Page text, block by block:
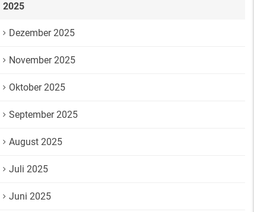
2025
Dezember 2025
November 2025
Oktober 2025
September 2025
August 2025
Juli 2025
Juni 2025